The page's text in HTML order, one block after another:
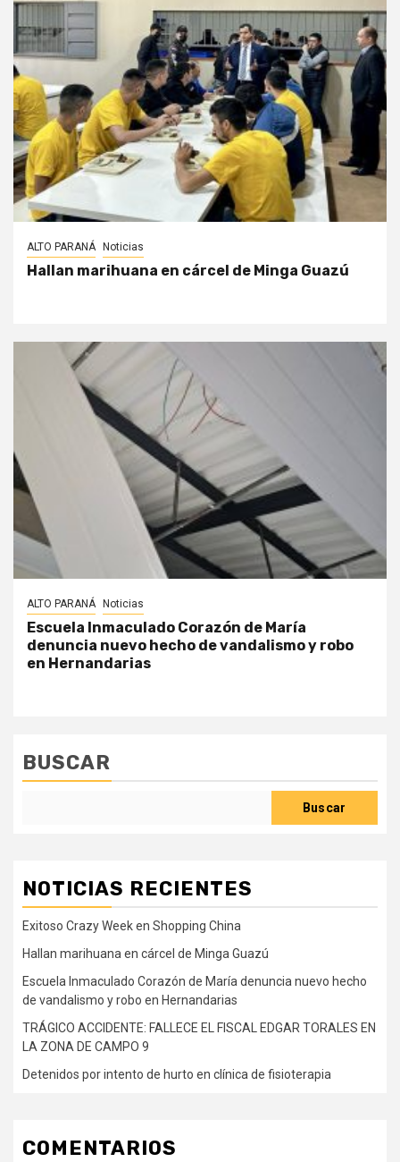
ALTO PARANÁ Noticias
Hallan marihuana en cárcel de Minga Guazú
ALTO PARANÁ Noticias
Escuela Inmaculado Corazón de María
denuncia nuevo hecho de vandalismo y robo
en Hernandarias
BUSCAR
Buscar
NOTICIAS RECIENTES
Exitoso Crazy Week en Shopping China
Hallan marihuana en cárcel de Minga Guazú
Escuela Inmaculado Corazón de María denuncia nuevo hecho
de vandalismo y robo en Hernandarias
TRÁGICO ACCIDENTE: FALLECE EL FISCAL EDGAR TORALES EN
LA ZONA DE CAMPO 9
Detenidos por intento de hurto en clínica de fisioterapia
COMENTARIOS